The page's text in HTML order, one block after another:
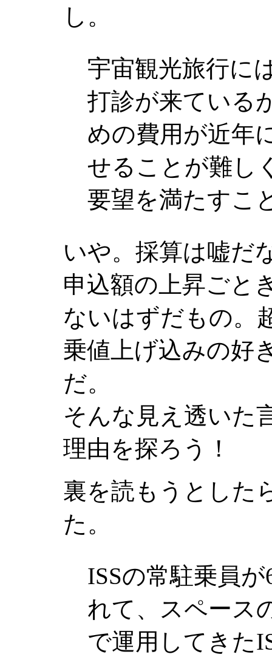
し。
宇宙観光旅行に
打診が来ている
めの費用が近年
せることが難し
要望を満たすこ
いや。採算は嘘だ
申込額の上昇ごと
ないはずだもの。
乗値上げ込みの好
だ。
そんな見え透いた
理由を探ろう！
裏を読もうとした
た。
ISSの常駐乗員
れて、スペース
で運用してきた